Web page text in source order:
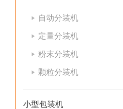
自动分装机
定量分装机
粉末分装机
颗粒分装机
小型包装机